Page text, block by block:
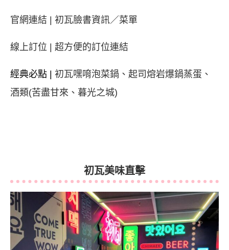
官網連結 | 初瓦臉書資訊／菜單
線上訂位 | 超方便的訂位連結
經典必點 | 初瓦嘿唷泡菜鍋、起司熔岩爆鍋蒸蛋、
酒類(苦盡甘來、暮光之城)
初瓦美味直擊